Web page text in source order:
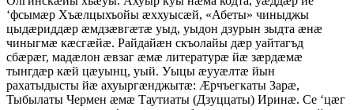
‘фсымæр Хъæлцыхъойы æххуысæй, «Абеты» чиныджы
цыдæриддæр æмдзæвгæтæ уыд, уыдон дзурын зыдта æнæ
чиныгмæ кæсгæйæ. Райдайæн скъолайы дæр уайтагъд
сбæрæг, мадæлон æвзаг æмæ литературæ йæ зæрдæмæ
тынгдæр кæй цæуынц, уый. Уыцы æууæлтæ йын
рахатыдысты йæ ахуыргæнджытæ: Æрчъегкаты Зарæ,
Тыбылаты Чермен æмæ Таутиаты (Дзуццаты) Иринæ. Се ‘цæг